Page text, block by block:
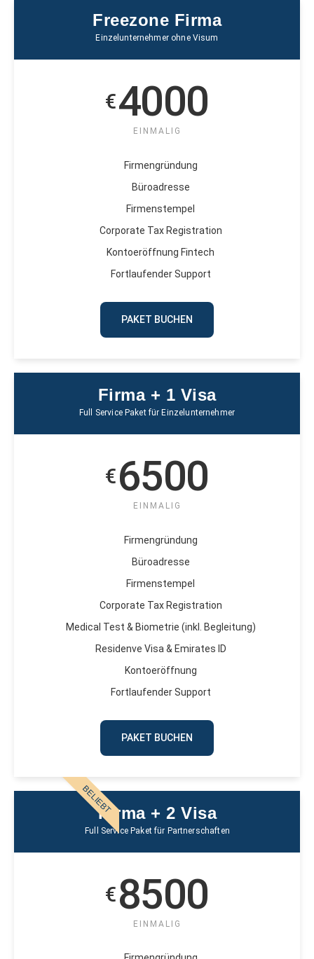
Freezone Firma
Einzelunternehmer ohne Visum
€4000
EINMALIG
Firmengründung
Büroadresse
Firmenstempel
Corporate Tax Registration
Kontoeröffnung Fintech
Fortlaufender Support
PAKET BUCHEN
Firma + 1 Visa
Full Service Paket für Einzelunternehmer
€6500
EINMALIG
Firmengründung
Büroadresse
Firmenstempel
Corporate Tax Registration
Medical Test & Biometrie (inkl. Begleitung)
Residenve Visa & Emirates ID
Kontoeröffnung
Fortlaufender Support
PAKET BUCHEN
BELIEBTFirma + 2 Visa
Full Service Paket für Partnerschaften
€8500
EINMALIG